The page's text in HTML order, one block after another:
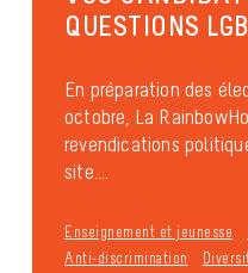
QUESTIONS
En préparation des
octobre, La
revendications
site....
Enseignement et jeunesse
Anti-discrimination